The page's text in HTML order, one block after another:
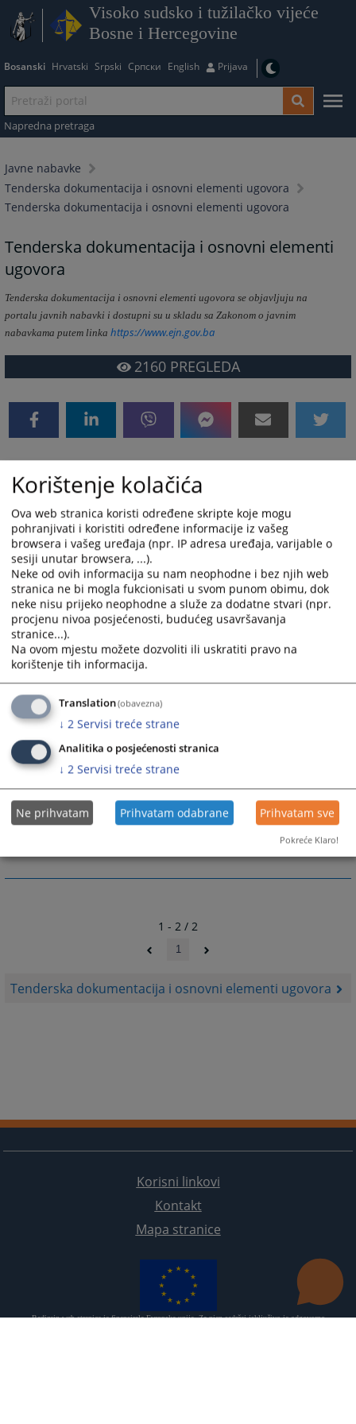
Visoko sudsko i tužilačko vijeće
Bosne i Hercegovine
Bosanski Hrvatski Srpski Српски English Prijava
Napredna pretraga
Javne nabavke
Tenderska dokumentacija i osnovni elementi ugovora
Tenderska dokumentacija i osnovni elementi ugovora
Tenderska dokumentacija i osnovni elementi ugovora
Tenderska dokumentacija i osnovni elementi
ugovora
Tenderska dokumentacija i osnovni elementi ugovora se objavljuju na
portalu javnih nabavki i dostupni su u skladu sa Zakonom o javnim
nabavkama putem linkahttps://www.ejn.gov.ba
2160PREGLEDA
Uputstvo za pristup tenderskoj
dokumentaciji
U ovom dijelu moguće je preuzeti tenderske
dokumentacije za postupke nabavki koje se provode u
skladu sa međunarodnim sporazumom.
Preuzimanje tenderske dokumentacije je moguće na
način opisan u priloženom Uputstvu.
5373PREGLEDA
Prateći dokumenti
Uputstvo za pristup tenderskoj dokumentaciji
1 - 2 / 2
1
Korisni linkovi
Kontakt
Mapa stranice
Redizajn web stranice je finansirala Evropska unija. Za njen sadržaj isključivo je odgovorno
Korištenje kolačića
Ova web stranica koristi određene skripte koje mogu
pohranjivati i koristiti određene informacije iz vašeg
browsera i vašeg uređaja (npr. IP adresa uređaja, varijable o
sesiji unutar browsera, ...).
Neke od ovih informacija su nam neophodne i bez njih web
stranica ne bi mogla fukcionisati u svom punom obimu, dok
neke nisu prijeko neophodne a služe za dodatne stvari (npr.
procjenu nivoa posjećenosti, budućeg usavršavanja
stranice...).
Na ovom mjestu možete dozvoliti ili uskratiti pravo na
korištenje tih informacija.
Translation(obavezna)
↓ 2 Servisi treće strane
Analitika o posjećenosti stranica
↓ 2 Servisi treće strane
Ne prihvatam Prihvatam odabrane Prihvatam sve
Pokreće Klaro!